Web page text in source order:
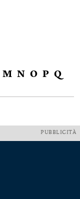
M N O P Q
PUBBLICITÀ